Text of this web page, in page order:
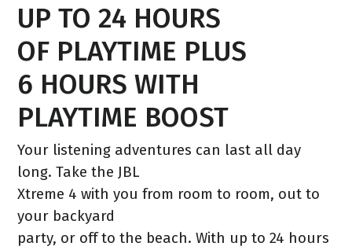
UP TO 24 HOURS
OF PLAYTIME PLUS
6 HOURS WITH
PLAYTIME BOOST
Your listening adventures can last all day
long. Take the JBL
Xtreme 4 with you from room to room, out to
your backyard
party, or off to the beach. With up to 24 hours